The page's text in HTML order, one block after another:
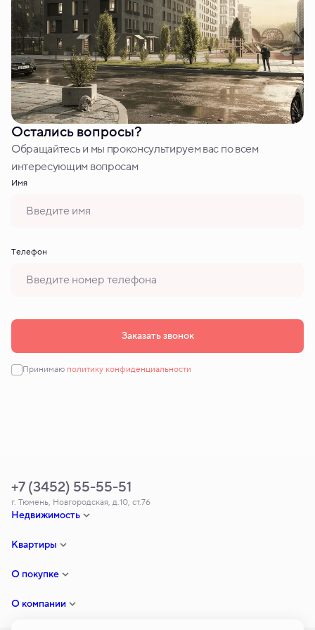
Остались вопросы?
Обращайтесь и мы проконсультируем вас по всем
интересующим вопросам
Имя
Tелефон
Заказать звонок
Принимаю политику конфиденциальности
Недвижимость
Квартиры
О покупке
О компании
+7 (3452) 55-55-51
г. Тюмень, Новгородская, д.10, ст.76